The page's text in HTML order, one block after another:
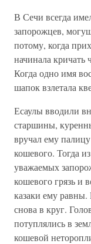
В Сечи всегда
запорожцев,
потому, когда
начинала кричать
Когда одно имя
шапок взлетала
Есаулы вводили
старшины,
вручал ему
кошевого. Тогда
уважаемых
кошевого грязь и
казаки ему
снова в круг.
потуплялись в
кошевой